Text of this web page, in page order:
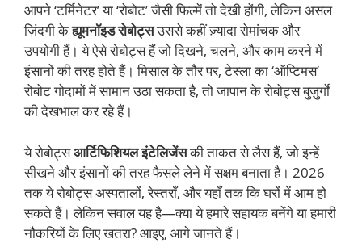
आपने ‘टर्मिनेटर’ या ‘रोबोट’ जैसी फिल्में तो देखी होंगी, लेकिन असल
ज़िंदगी केह्यूमनॉइड रोबोट्सउससे कहीं ज़्यादा रोमांचक और
उपयोगी हैं। ये ऐसे रोबोट्स हैं जो दिखने, चलने, और काम करने में
इंसानों की तरह होते हैं। मिसाल के तौर पर, टेस्ला का ‘ऑप्टिमस’
रोबोट गोदामों में सामान उठा सकता है, तो जापान के रोबोट्स बुज़ुर्गों
की देखभाल कर रहे हैं।
ये रोबोट्सआर्टिफिशियल इंटेलिजेंसकी ताकत से लैस हैं, जो इन्हें
सीखने और इंसानों की तरह फैसले लेने में सक्षम बनाता है। 2026
तक ये रोबोट्स अस्पतालों, रेस्तराँ, और यहाँ तक कि घरों में आम हो
सकते हैं। लेकिन सवाल यह है—क्या ये हमारे सहायक बनेंगे या हमारी
नौकरियों के लिए खतरा? आइए, आगे जानते हैं।